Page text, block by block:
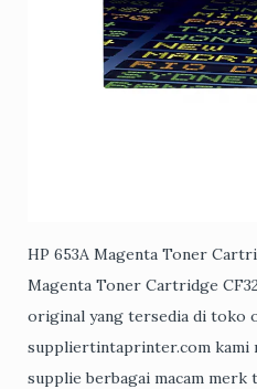
HP 653A Magenta Toner
Magenta Toner Cartridge
original yang tersedia di toko
suppliertintaprinter.com kami
supplie berbagai macam